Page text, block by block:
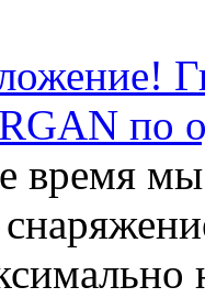
по
время